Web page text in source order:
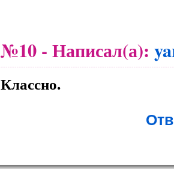
№10 - Написал(а):
Классно.